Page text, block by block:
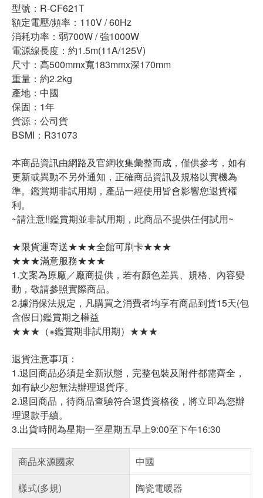
型號：R-CF621T
額定電壓/頻率：110V / 60Hz
消耗功率：弱700W / 強1000W
電源線長度：約1.5m(11A/125V)
尺寸：高500mmx寬183mmx深170mm
重量：約2.2kg
產地：中國
保固：1年
貨源：公司貨
BSMI：R31073
本商品資訊由網路及官網收集彙整而成，僅供參考，如有
更新或異動不另外通知，正確商品資訊及規格以實機為
準。鑑賞期非試用期，產品一經使用皆會影響您退貨權
利。
~請注意!!鑑賞期並非試用期，此商品不提供任何試用~
★限貨運寄送★★★全館可刷卡★★★
★★★滿意服務★★★
1.文案為原廠／廠商提供，若有顏色差異、規格、內容變
動，敬請參照實際商品。
2.據消保法規定，凡購買之消費者均享有商品到貨15天(包
含假日)鑑賞期之權益
★★★（※鑑賞期非試用期）★★★
退貨注意事項：
1.退回商品必須是全新狀態，完整包裝及附件都需齊全，
如有缺少恕無法辦理退貨序。
2.退回商品，待商品查驗符合退貨資格後，將立即為您辦
理退款手續。
3.出貨時間為星期一至星期五早上9:00至下午16:30
商品來源國家
中國
樣式(多規)
陶瓷電暖器